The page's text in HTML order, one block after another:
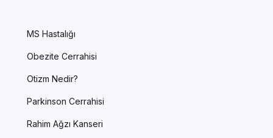
MS Hastalığı
Obezite Cerrahisi
Otizm Nedir?
Parkinson Cerrahisi
Rahim Ağzı Kanseri